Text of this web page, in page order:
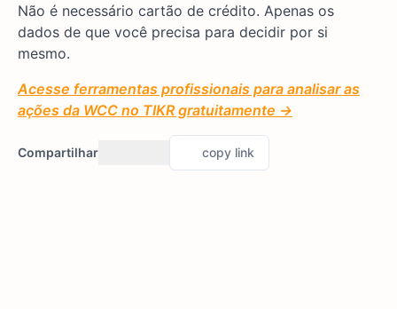
Não é necessário cartão de crédito. Apenas os
dados de que você precisa para decidir por si
mesmo.
Acesse ferramentas profissionais para analisar as
ações da WCC no TIKR gratuitamente →
Compartilhar copy link